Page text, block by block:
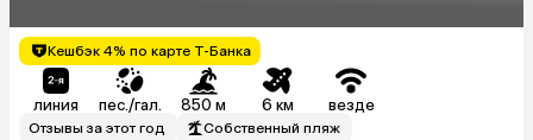
Кешбэк 4% по карте Т-Банка
линия пес./гал. 850 м 6 км везде
Отзывы за этот год Собственный пляж